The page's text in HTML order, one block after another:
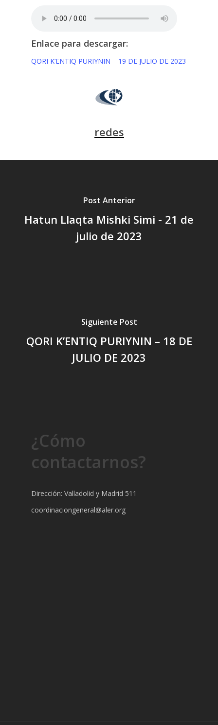
Enlace para descargar:
QORI K’ENTIQ PURIYNIN – 19 DE JULIO DE 2023
redes
Post Anterior
Hatun Llaqta Mishki Simi - 21 de
julio de 2023
Siguiente Post
QORI K’ENTIQ PURIYNIN – 18 DE
JULIO DE 2023
¿Cómo
contactarnos?
Dirección: Valladolid y Madrid 511
coordinaciongeneral@aler.org